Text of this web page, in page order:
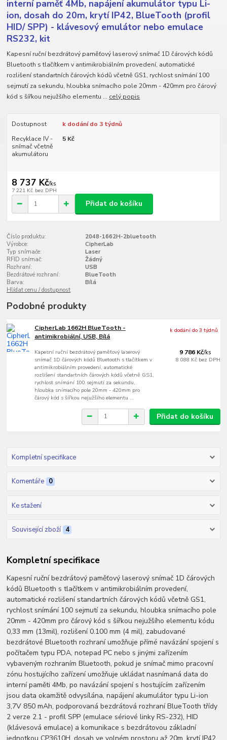
interní paměť 4Mb, napájení akumulátor typu Li-
ion, dosah do 20m, krytí IP42, BlueTooth (profil
HID/ SPP) - klávesový emulátor nebo emulace
RS232, kit
Kapesní ruční bezdrátový paměťový laserový snímač 1D čárových kódů
Bluetooth s tlačítkem v antimikrobiálním provedení, automatické
rozlišení standartních čárových kódů včetně GS1, rychlost snímání 100
sejmutí za sekundu, hloubka snímacího pole 20mm - 420mm pro čárový
kód s šířkou nejužšího elementu ... celý popis
Dostupnost
k dodání do 3 týdnů
Recyklace IV -
snímač včetně
akumulátoru
5 Kč
8 737 Kč/ks
7 221 Kč bez DPH
Přidat do košíku
Číslo produktu:
2048-1662H-2bluetooth
Výrobce:
CipherLab
Typ snímače:
Laser
RFID snímač:
Žádný
Rozhraní:
USB
Bezdrátové rozhraní:
BlueTooth
Barva:
Bílá
Hlídat cenu / dostupnost
Podobné produkty
CipherLab 1662H BlueTooth -
antimikrobiální, USB, Bílá
Kapesní ruční bezdrátový paměťový laserový
snímač 1D čárových kódů Bluetooth s tlačítkem v
antimikrobiálním provedení, automatické
rozlišení standartních čárových kódů včetně GS1,
rychlost snímání 100 sejmutí za sekundu,
hloubka snímacího pole 20mm - 420mm pro
čárový kód s šířkou nejužšího elementu ...
9 786 Kč/ks
8 088 Kč bez DPH
k dodání do 3 týdnů
Přidat do košíku
Kompletní specifikace
Komentáře 0
Ke stažení
Související zboží 4
Kompletní specifikace
Kapesní ruční bezdrátový paměťový laserový snímač 1D čárových
kódů Bluetooth s tlačítkem v antimikrobiálním provedení,
automatické rozlišení standartních čárových kódů včetně GS1,
rychlost snímání 100 sejmutí za sekundu, hloubka snímacího pole
20mm - 420mm pro čárový kód s šířkou nejužšího elementu kódu
0,33 mm (13mil), rozlišení 0.100 mm (4 mil), zabudované
bezdrátové Bluetooth rozhraní umožňuje přímé navázání spojení s
počítačem typu PDA, notepad PC nebo s jinými zařízením
vybaveným rozhraním Bluetooth, pokud je snímač mimo pracovní
zónu hostujícího zařízení umožňuje ukládat nasnímaná data do
interní paměti 4Mb, po navázání spojení s hostujícím zařízením
jsou data okamžitě odvysílána, napájení akumulátor typu Li-ion
3,7V 850 mAh, podporovaná bezdrátová rozhraní BlueTooth třídy
2 verze 2.1 - profil SPP (emulace sériové linky RS-232), HID
(klávesová emulace) a komunikace s bezdrátovou základní